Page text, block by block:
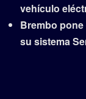
vehículo
Brembo
su sistema